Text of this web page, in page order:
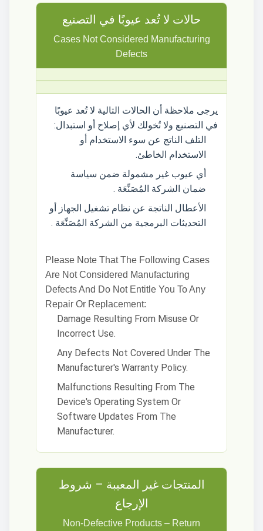
حالات لا تُعد عيوبًا في التصنيع
Cases Not Considered Manufacturing
Defects
يرجى ملاحظة أن الحالات التالية لا تُعد عيوبًا
في التصنيع ولا تُخولك لأي إصلاح أو استبدال:
التلف الناتج عن سوء الاستخدام أو
الاستخدام الخاطئ.
أي عيوب غير مشمولة ضمن سياسة
ضمان الشركة المُصَنِّعَة .
الأعطال الناتجة عن نظام تشغيل الجهاز أو
التحديثات البرمجية من الشركة المُصَنِّعَة .
Please Note That The Following Cases
Are Not Considered Manufacturing
Defects And Do Not Entitle You To Any
Repair Or Replacement:
Damage Resulting From Misuse Or
Incorrect Use.
Any Defects Not Covered Under The
Manufacturer's Warranty Policy.
Malfunctions Resulting From The
Device's Operating System Or
Software Updates From The
Manufacturer.
المنتجات غير المعيبة – شروط
الإرجاع
Non-Defective Products – Return